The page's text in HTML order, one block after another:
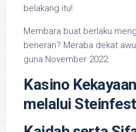
belakang itu!
Membara buat berlaku
beneran? Meraba dekat
guna November 2022.
Kasino
melalui Steinfest